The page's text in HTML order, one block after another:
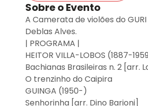
Sobre o Evento
A Camerata de violões do
Deblas Alves.
| PROGRAMA |
HEITOR VILLA-LOBOS (1887-
Bachianas Brasileiras n. 2 [arr.
O trenzinho do Caipira
GUINGA (1950-)
Senhorinha [arr. Dino Barioni]